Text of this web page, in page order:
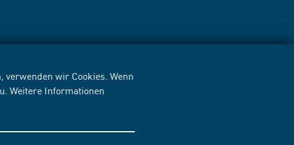
wir Cookies. Wenn
Weitere Informationen